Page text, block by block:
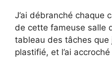
J’ai débranché chaque
de cette fameuse salle
tableau des tâches que
plastifié, et l’ai